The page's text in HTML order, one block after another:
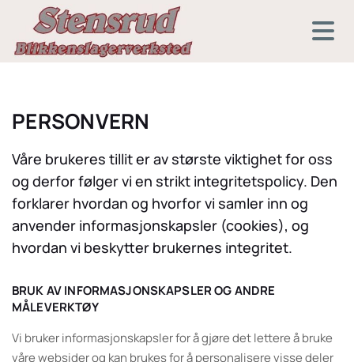
PERSONVERN
Våre brukeres tillit er av største viktighet for oss
og derfor følger vi en strikt integritetspolicy. Den
forklarer hvordan og hvorfor vi samler inn og
anvender informasjonskapsler (cookies), og
hvordan vi beskytter brukernes integritet.
BRUK AV INFORMASJONSKAPSLER OG ANDRE
MÅLEVERKTØY
Vi bruker informasjonskapsler for å gjøre det lettere å bruke
våre websider og kan brukes for å personalisere visse deler